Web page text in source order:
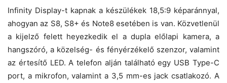
Infinity Display-t kapnak a készülékek 18,5:9 képaránnyal,
ahogyan az S8, S8+ és Note8 esetében is van. Közvetlenül
a kijelző felett heyezkedik el a dupla előlapi kamera, a
hangszóró, a közelség- és fényérzékelő szenzor, valamint
az értesítő LED. A telefon alján található egy USB Type-C
port, a mikrofon, valamint a 3,5 mm-es jack csatlakozó. A